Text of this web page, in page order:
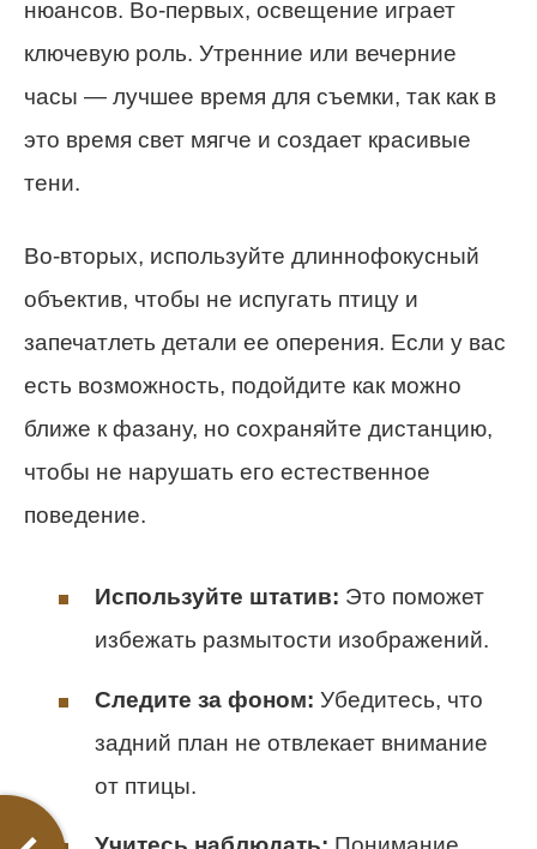
нюансов. Во-первых, освещение играет
ключевую роль. Утренние или вечерние
часы — лучшее время для съемки, так как в
это время свет мягче и создает красивые
тени.
Во-вторых, используйте длиннофокусный
объектив, чтобы не испугать птицу и
запечатлеть детали ее оперения. Если у вас
есть возможность, подойдите как можно
ближе к фазану, но сохраняйте дистанцию,
чтобы не нарушать его естественное
поведение.
Используйте штатив: Это поможет
избежать размытости изображений.
Следите за фоном: Убедитесь, что
задний план не отвлекает внимание
от птицы.